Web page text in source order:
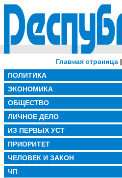
Главная страница|
ПОЛИТИКА
ЭКОНОМИКА
ОБЩЕСТВО
ЛИЧНОЕ ДЕЛО
ИЗ ПЕРВЫХ УСТ
ПРИОРИТЕТ
ЧЕЛОВЕК И ЗАКОН
ЧП